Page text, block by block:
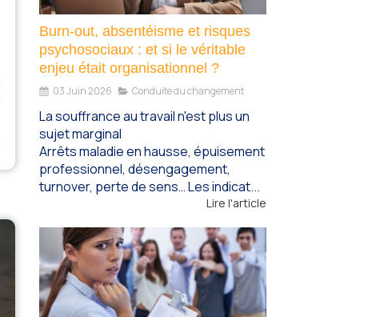
Burn-out, absentéisme et risques
psychosociaux : et si le véritable
enjeu était organisationnel ?
03 Juin 2026 Conduite du changement
La souffrance au travail n'est plus un
sujet marginal
Arrêts maladie en hausse, épuisement
professionnel, désengagement,
turnover, perte de sens… Les indicat...
Lire l'article